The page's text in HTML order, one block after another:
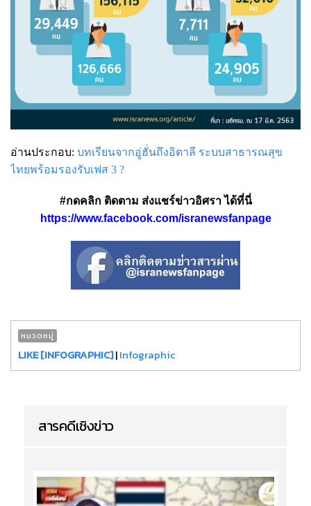
อ่านประกอบ: บทเรียนจากอู่ฮั่นถึงอิตาลี ระบบสาธารณสุข
ไทยพร้อมรองรับเฟส 3 ?
#กดคลิก ติดตาม ส่งแชร์ข่าวอิศรา ได้ที่นี่
https://www.facebook.com/isranewsfanpage
หมวดหมู่
LIKE [INFOGRAPHIC]|Infographic
สารคดีเชิงข่าว